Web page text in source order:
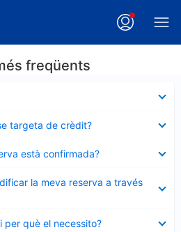
freqüents
targeta de crèdit?
està confirmada?
la meva reserva a través
per què el necessito?